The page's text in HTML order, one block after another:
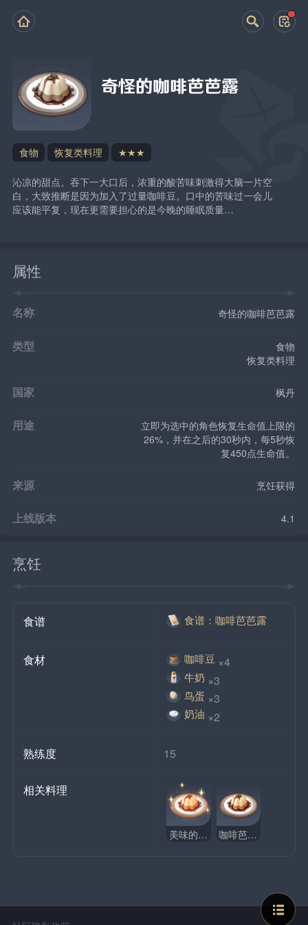
奇怪的咖啡芭芭露
食物 恢复类料理 ★★★
沁凉的甜点。吞下一大口后，浓重的酸苦味刺激得大脑一片空
白，大致推断是因为加入了过量咖啡豆。口中的苦味过一会儿
应该能平复，现在更需要担心的是今晚的睡眠质量…
属性
名称 奇怪的咖啡芭芭露
类型
食物
恢复类料理
国家 枫丹
用途
立即为选中的角色恢复生命值上限的
26%，并在之后的30秒内，每5秒恢
复450点生命值。
来源 烹饪获得
上线版本 4.1
烹饪
食谱 食谱：咖啡芭芭露
食材 咖啡豆 ×4
牛奶 ×3
鸟蛋 ×3
奶油 ×2
熟练度 15
相关料理
美味的咖啡芭芭露 咖啡芭芭露